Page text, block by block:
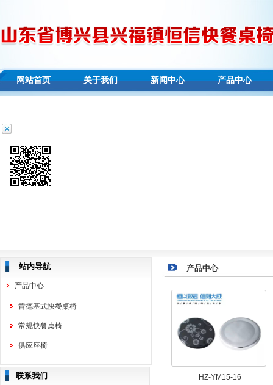
网站首页 关于我们 新闻中心 产品中心
站内导航
产品中心
肯德基式快餐桌椅
常规快餐桌椅
供应座椅
联系我们
产品中心
HZ-YM15-16